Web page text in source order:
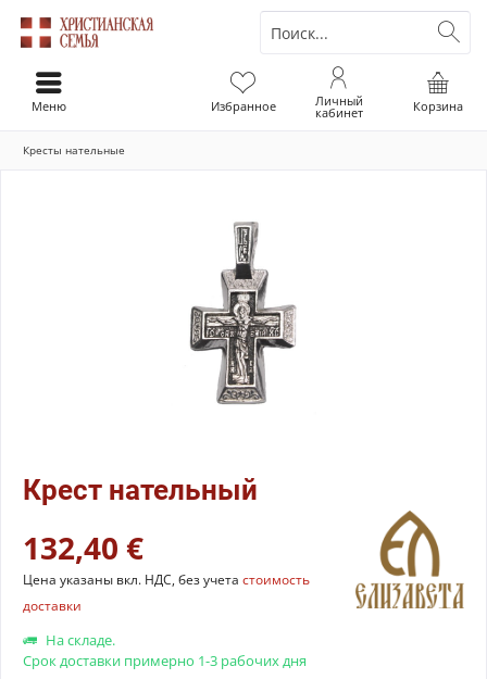
Корзина
Избранное Личный
кабинет
Меню
Кресты нательные
Крест нательный
132,40 €
Цена указаны вкл. НДС, без учета стоимость
доставки
На складе.
Срок доставки примерно 1-3 рабочих дня